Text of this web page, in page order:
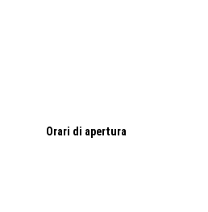
Orari di apertura